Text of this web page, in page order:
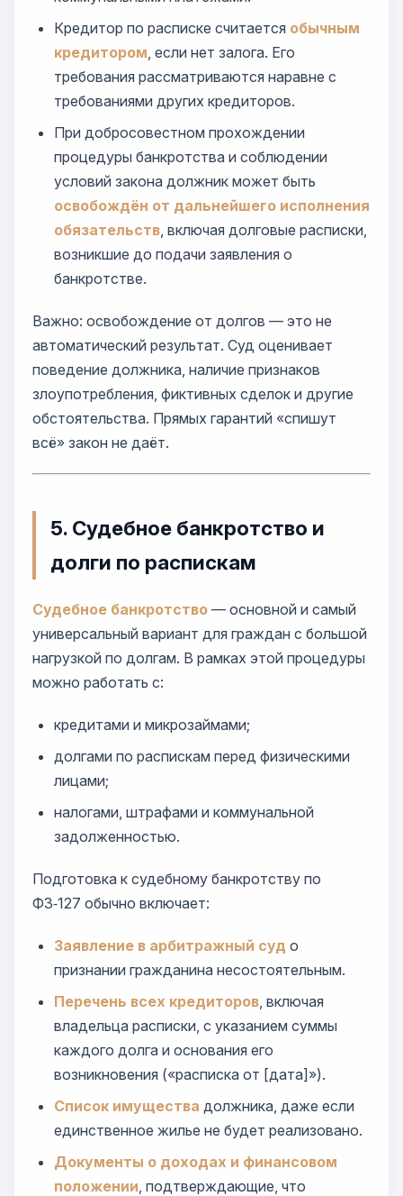
Кредитор по расписке считается обычным
кредитором, если нет залога. Его
требования рассматриваются наравне с
требованиями других кредиторов.
При добросовестном прохождении
процедуры банкротства и соблюдении
условий закона должник может быть
освобождён от дальнейшего исполнения
обязательств, включая долговые расписки,
возникшие до подачи заявления о
банкротстве.
Важно: освобождение от долгов — это не
автоматический результат. Суд оценивает
поведение должника, наличие признаков
злоупотребления, фиктивных сделок и другие
обстоятельства. Прямых гарантий «спишут
всё» закон не даёт.
5. Судебное банкротство и
долги по распискам
Судебное банкротство — основной и самый
универсальный вариант для граждан с большой
нагрузкой по долгам. В рамках этой процедуры
можно работать с:
кредитами и микрозаймами;
долгами по распискам перед физическими
лицами;
налогами, штрафами и коммунальной
задолженностью.
Подготовка к судебному банкротству по
ФЗ‑127 обычно включает:
Заявление в арбитражный суд о
признании гражданина несостоятельным.
Перечень всех кредиторов, включая
владельца расписки, с указанием суммы
каждого долга и основания его
возникновения («расписка от [дата]»).
Список имущества должника, даже если
единственное жилье не будет реализовано.
Документы о доходах и финансовом
положении, подтверждающие, что